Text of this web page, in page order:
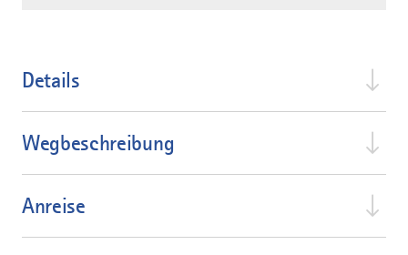
Details
Wegbeschreibung
Anreise